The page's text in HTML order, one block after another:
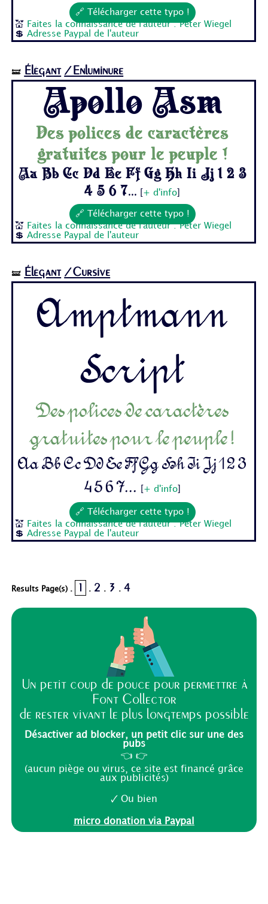
🔗 Télécharger cette typo !
💒
Faites la connaissance de l'auteur : Peter Wiegel
💲Adresse Paypal de l'auteur
🝛 Élégant /Enluminure
Apollo Asm
Des polices de caractères
gratuites pour le peuple !
Aa Bb Cc Dd Ee Ff Gg Hh Ii Jj 1 2 3
4 5 6 7...
+ d'info
🔗 Télécharger cette typo !
💒
Faites la connaissance de l'auteur : Peter Wiegel
💲Adresse Paypal de l'auteur
🝛 Élégant /Cursive
Amptmann
Script
Des polices de caractères
gratuites pour le peuple !
Aa Bb Cc Dd Ee Ff Gg Hh Ii Jj 1 2 3
4 5 6 7...
+ d'info]
🔗 Télécharger cette typo !
💒
Faites la connaissance de l'auteur : Peter Wiegel
💲Adresse Paypal de l'auteur
Results Page(s) . 1 . 2 . 3 . 4
Un petit coup de pouce pour permettre à
Font Collector
de rester vivant le plus longtemps possible
Désactiver ad blocker, un petit clic sur une des
pubs
👈 👉
(aucun piège ou virus, ce site est financé grâce
aux publicités)
🗸 Ou bien
micro donation via Paypal